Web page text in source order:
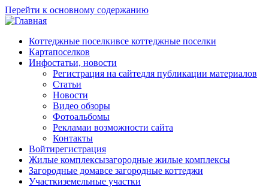
Перейти к основному содержанию
Коттеджные поселкивсе коттеджные поселки
Картапоселков
Инфостатьи, новости
Регистрация на сайтедля публикации материалов
Статьи
Новости
Видео обзоры
Фотоальбомы
Рекламаи возможности сайта
Контакты
Войтирегистрация
Жилые комплексызагородные жилые комплексы
Загородные домавсе загородные коттеджи
Участкиземельные участки